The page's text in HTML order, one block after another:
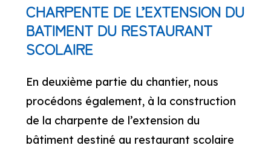
CHARPENTE DE L’EXTENSION DU
BATIMENT DU RESTAURANT
SCOLAIRE
En deuxième partie du chantier, nous
procédons également, à la construction
de la charpente de l’extension du
bâtiment destiné au restaurant scolaire